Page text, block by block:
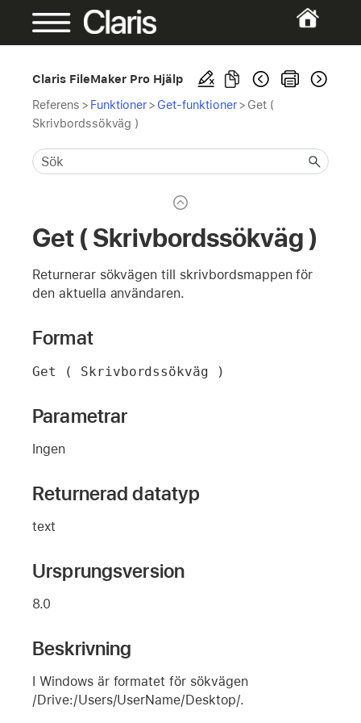
Claris FileMaker Pro Hjälp
Referens > Funktioner> Get-funktioner> Get (
Skrivbordssökväg )
Get ( Skrivbordssökväg )
Returnerar sökvägen till skrivbordsmappen för
den aktuella användaren.
Format
Get ( Skrivbordssökväg )
Parametrar
Ingen
Returnerad datatyp
text
Ursprungsversion
8.0
Beskrivning
I Windows är formatet för sökvägen
/Drive:/Users/UserName/Desktop/.